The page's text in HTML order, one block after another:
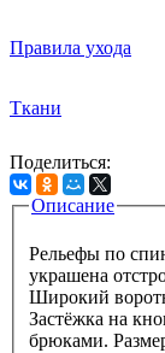
Правила ухода
Ткани
Поделиться:
Описание
Рельефы по
украшена
Широкий
Застёжка на
брюками.